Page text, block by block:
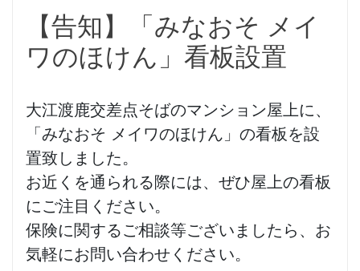
【告知】「みなおそ メイ
ワのほけん」看板設置
大江渡鹿交差点そばのマンション屋上に、
「みなおそ メイワのほけん」の看板を設
置致しました。
お近くを通られる際には、ぜひ屋上の看板
にご注目ください。
保険に関するご相談等ございましたら、お
気軽にお問い合わせください。